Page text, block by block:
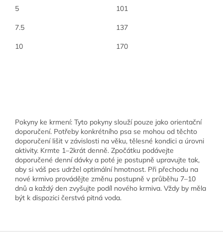
5 101
7.5 137
10 170
Pokyny ke krmení: Tyto pokyny slouží pouze jako orientační
doporučení. Potřeby konkrétního psa se mohou od těchto
doporučení lišit v závislosti na věku, tělesné kondici a úrovni
aktivity. Krmte 1–2krát denně. Zpočátku podávejte
doporučené denní dávky a poté je postupně upravujte tak,
aby si váš pes udržel optimální hmotnost. Při přechodu na
nové krmivo provádějte změnu postupně v průběhu 7–10
dnů a každý den zvyšujte podíl nového krmiva. Vždy by měla
být k dispozici čerstvá pitná voda.